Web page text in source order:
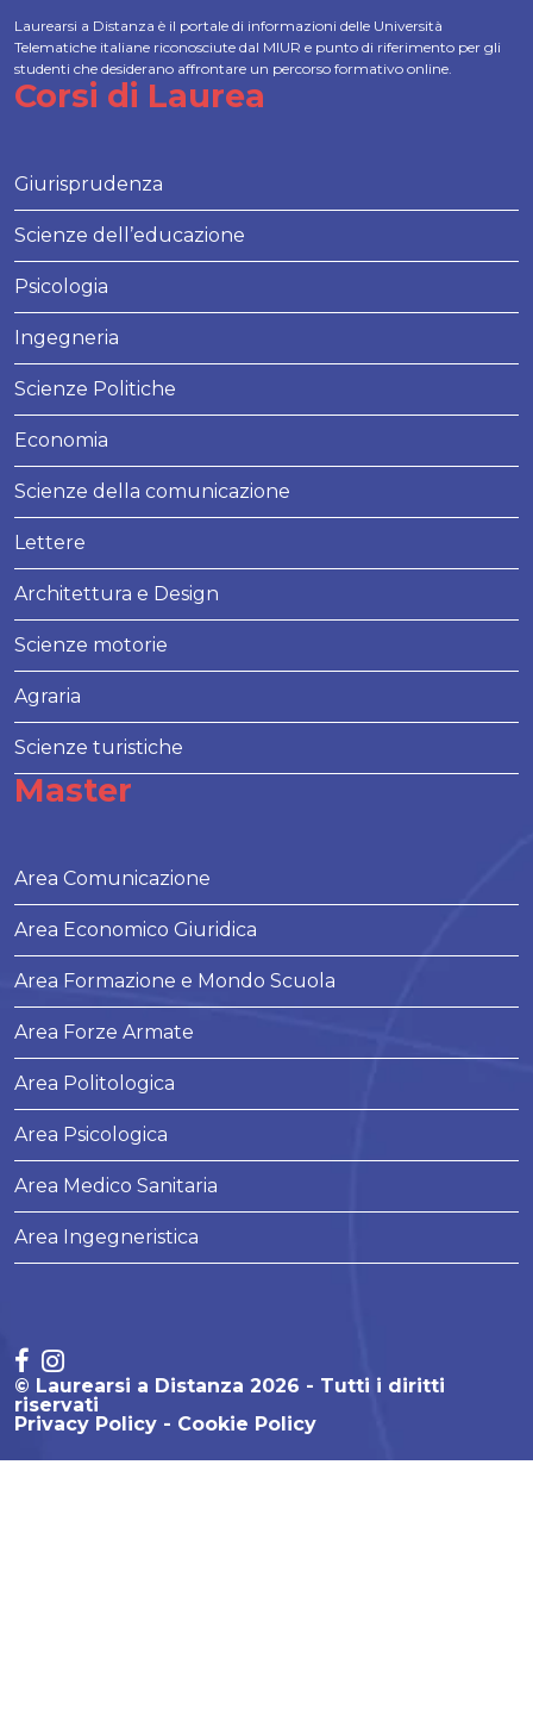
Laurearsi a Distanza è il portale di informazioni delle Università
Telematiche italiane riconosciute dal MIUR e punto di riferimento per gli
studenti che desiderano affrontare un percorso formativo online.
Corsi di Laurea
Giurisprudenza
Scienze dell’educazione
Psicologia
Ingegneria
Scienze Politiche
Economia
Scienze della comunicazione
Lettere
Architettura e Design
Scienze motorie
Agraria
Scienze turistiche
Master
Area Comunicazione
Area Economico Giuridica
Area Formazione e Mondo Scuola
Area Forze Armate
Area Politologica
Area Psicologica
Area Medico Sanitaria
Area Ingegneristica
© Laurearsi a Distanza 2026 - Tutti i diritti
riservati
Privacy Policy
Cookie Policy